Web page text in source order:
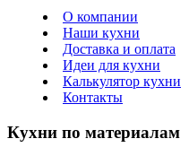
О компании
Наши кухни
Доставка и оплата
Идеи для кухни
Калькулятор кухни
Контакты
Кухни по материалам